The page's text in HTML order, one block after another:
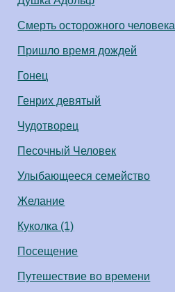
Смерть осторожного человека
Пришло время дождей
Гонец
Генрих девятый
Чудотворец
Песочный Человек
Улыбающееся семейство
Желание
Куколка (1)
Посещение
Путешествие во времени